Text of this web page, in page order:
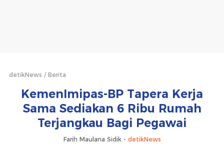
detikNews Berita
KemenImipas-BP Tapera Kerja
Sama Sediakan 6 Ribu Rumah
Terjangkau Bagi Pegawai
Farih Maulana Sidik - detikNews